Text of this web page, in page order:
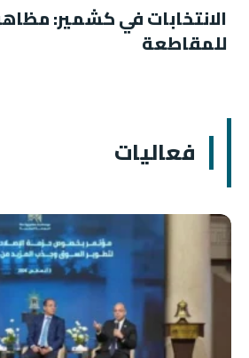
الانتخابات في كشمير:
للمقاطعة
فعاليات